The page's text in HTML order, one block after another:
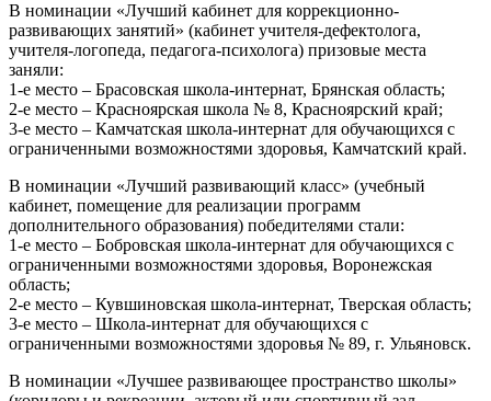
В номинации «Лучший кабинет для коррекционно-
развивающих занятий» (кабинет учителя-дефектолога,
учителя-логопеда, педагога-психолога) призовые места
заняли:
1-е место – Брасовская школа-интернат, Брянская область;
2-е место – Красноярская школа № 8, Красноярский край;
3-е место – Камчатская школа-интернат для обучающихся с
ограниченными возможностями здоровья, Камчатский край.
В номинации «Лучший развивающий класс» (учебный
кабинет, помещение для реализации программ
дополнительного образования) победителями стали:
1-е место – Бобровская школа-интернат для обучающихся с
ограниченными возможностями здоровья, Воронежская
область;
2-е место – Кувшиновская школа-интернат, Тверская область;
3-е место – Школа-интернат для обучающихся с
ограниченными возможностями здоровья № 89, г. Ульяновск.
В номинации «Лучшее развивающее пространство школы»